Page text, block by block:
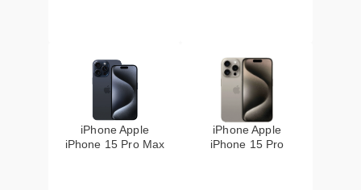
iPhone Apple
iPhone 15 Pro Max
iPhone Apple
iPhone 15 Pro